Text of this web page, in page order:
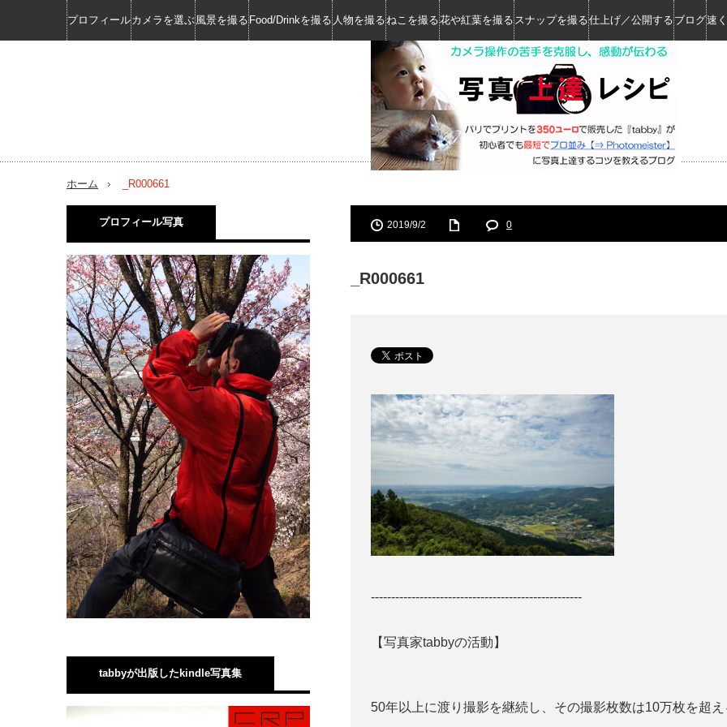
プロフィールカメラを選ぶ風景を撮る Food/Drinkを撮る 人物を撮るねこを撮る花や紅葉を撮る スナップを撮る仕上げ／公開する ブログ速
ホーム _R000661
2019/9/2 0
_R000661
----------------------------------------------------
【写真家tabbyの活動】
50年以上に渡り撮影を継続し、その撮影枚数は10万枚を超
プロフィール写真
tabbyが出版したkindle写真集